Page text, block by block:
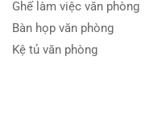
Bếp từ (0)
Máy hút bụi (0)
Máy hút mùi
(0)
Ghế làm việc văn phòng
Bàn họp văn phòng
Kệ tủ văn phòng